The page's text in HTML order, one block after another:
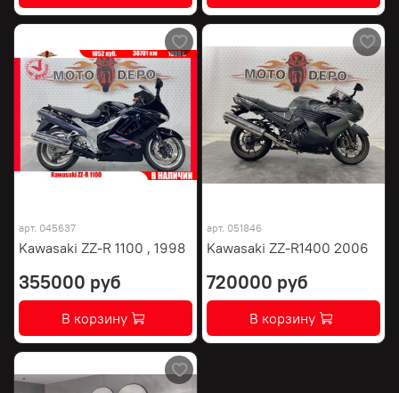
арт. 045637
Kawasaki ZZ-R 1100 , 1998
355000 руб
В корзину
арт. 051846
Kawasaki ZZ-R1400 2006
720000 руб
В корзину